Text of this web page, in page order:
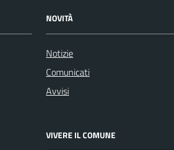
NOVITÀ
Notizie
Comunicati
Avvisi
VIVERE IL COMUNE